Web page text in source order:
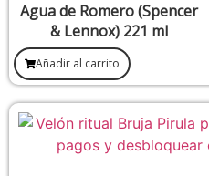
Agua de Romero (Spencer
& Lennox) 221 ml
Añadir al carrito